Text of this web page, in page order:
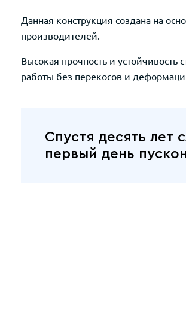
Данная конструкция создана на
производителей.
Высокая прочность и устойчивость
работы без перекосов и
Спустя десять лет
первый день